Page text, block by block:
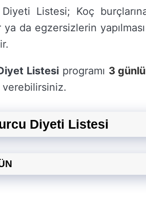
Listesi; Koç
da egzersizlerin
Listesi programı 3
Diyeti Listesi